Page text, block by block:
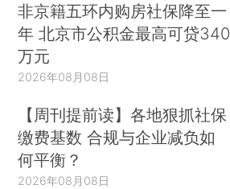
非京籍五环内购房社保降至一
年 北京市公积金最高可贷340
万元
2026年08月08日
【周刊提前读】各地狠抓社保
缴费基数 合规与企业减负如
何平衡？
2026年08月08日